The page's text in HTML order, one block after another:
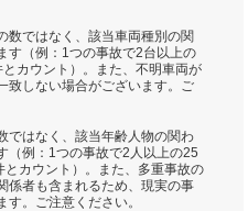
数ではなく、該当車両種別の関
す（例：1つの事故で2台以上の
カウント）。また、不明車両が
致しない場合がございます。ご
ではなく、該当年齢人物の関わ
（例：1つの事故で2人以上の25
カウント）。また、多重事故の
係者も含まれるため、現実の事
。ご注意ください。